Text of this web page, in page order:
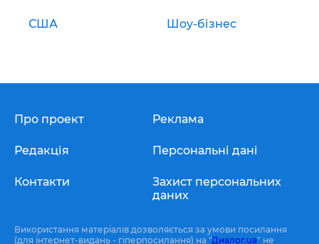
США Шоу-бізнес
Про проект
Редакція
Контакти
Реклама
Персональні дані
Захист персональних
даних
Використання матеріалів дозволяється за умови посилання
(для інтернет-видань - гіперпосилання) на "Диалог.ua" не